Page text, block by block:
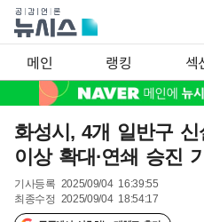
메인 랭킹 섹
화성시, 4개 일반구
이상 확대·연쇄 승진
기사등록 2025/09/04 16:39:55
최종수정 2025/09/04 18:54:17